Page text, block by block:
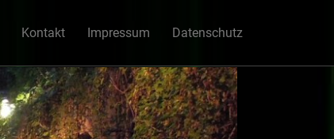
Kontakt Impressum Datenschutz